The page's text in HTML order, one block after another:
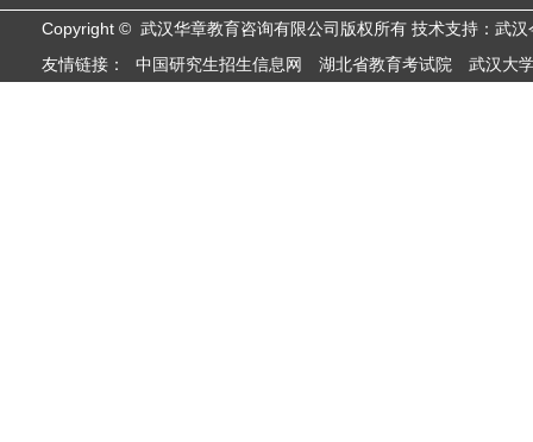
Copyright © 武汉华章教育咨询有限公司版权所有 技术支持：武汉
友情链接：
中国研究生招生信息网 湖北省教育考试院 武汉大